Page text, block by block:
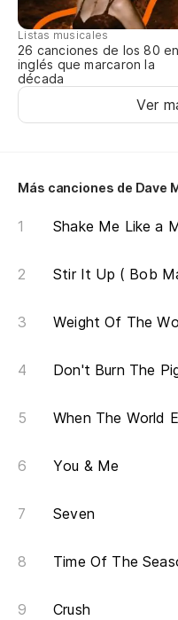
Listas musicales
26 canciones de los 80 en
inglés que marcaron la
década
Ver
Más canciones de Dave
Shake Me Like a
Stir It Up ( Bob
Weight Of The
Don't Burn The
When The World
You & Me
Seven
Time Of The
Crush